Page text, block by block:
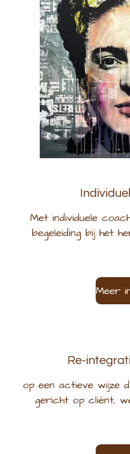
Met individuele
begeleiding bij het
Meer
Re-
op een actieve wijze
gericht op cliënt,